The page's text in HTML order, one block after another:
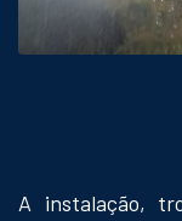
A instalação,